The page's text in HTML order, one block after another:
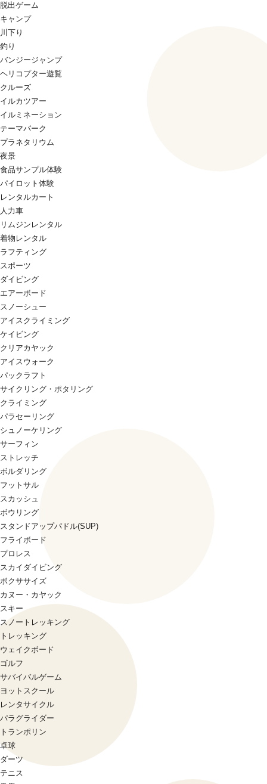
脱出ゲーム
キャンプ
川下り
釣り
バンジージャンプ
ヘリコプター遊覧
クルーズ
イルカツアー
イルミネーション
テーマパーク
プラネタリウム
夜景
食品サンプル体験
パイロット体験
レンタルカート
人力車
リムジンレンタル
着物レンタル
ラフティング
スポーツ
ダイビング
エアーボード
スノーシュー
アイスクライミング
ケイビング
クリアカヤック
アイスウォーク
パックラフト
サイクリング・ポタリング
クライミング
パラセーリング
シュノーケリング
サーフィン
ストレッチ
ボルダリング
フットサル
スカッシュ
ボウリング
スタンドアップパドル(SUP)
フライボード
プロレス
スカイダイビング
ボクササイズ
カヌー・カヤック
スキー
スノートレッキング
トレッキング
ウェイクボード
ゴルフ
サバイバルゲーム
ヨットスクール
レンタサイクル
パラグライダー
トランポリン
卓球
ダーツ
テニス